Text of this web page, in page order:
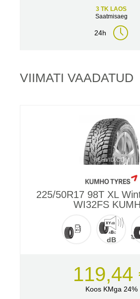
3 TK LAOS
Saatmisaeg
24h
VIIMATI VAADATUD
225/50R17 98T XL
WI32FS
dB
119,44
Koos KMga 24%